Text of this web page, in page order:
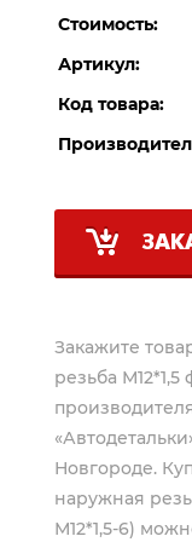
Стоимость:
Артикул:
Код товара:
Закажите
резьба М12*1,5
Новгороде.
наружная
М12*1,5-6)